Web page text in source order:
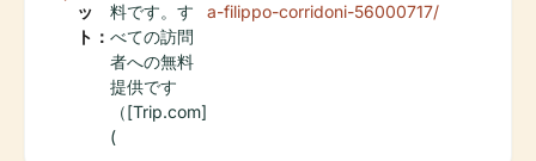
ッ
ト：
料です。す
べての訪問
者への無料
提供です
（[Trip.com]
(
a-filippo-corridoni-56000717/